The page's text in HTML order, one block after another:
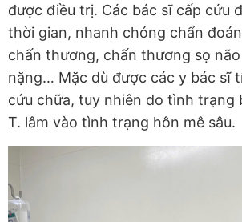
được điều trị. Các bác sĩ cấp cứu
thời gian, nhanh chóng chẩn
chấn thương, chấn thương sọ
nặng… Mặc dù được các y bác sĩ
cứu chữa, tuy nhiên do tình trạng
T. lâm vào tình trạng hôn mê sâu.